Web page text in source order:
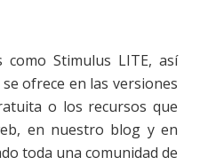
Stimulus LITE, así
ofrece en las versiones
o los recursos que
en nuestro blog y en
toda una comunidad de